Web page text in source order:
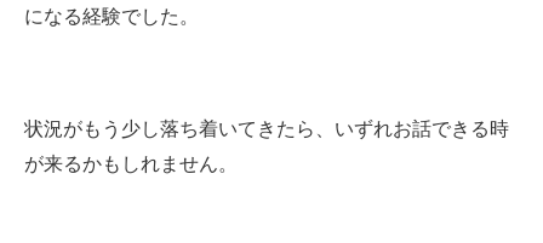
になる経験でした。
状況がもう少し落ち着いてきたら、いずれお話できる時
が来るかもしれません。